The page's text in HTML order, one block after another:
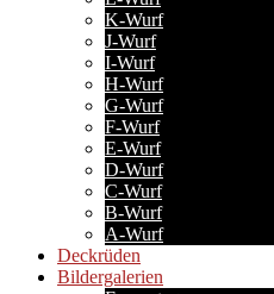
K-Wurf
J-Wurf
I-Wurf
H-Wurf
G-Wurf
F-Wurf
E-Wurf
D-Wurf
C-Wurf
B-Wurf
A-Wurf
Deckrüden
Bildergalerien